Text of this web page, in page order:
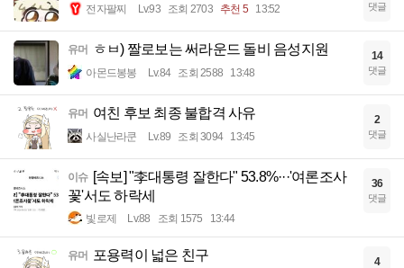
전자팔찌 Lv.93 조회 2703 추천 5 13:52 댓글
유머 ㅎㅂ) 짤로보는 써라운드 돌비 음성지원
아몬드봉봉 Lv.84 조회 2588 13:48
14
댓글
유머 여친 후보 최종 불합격 사유
사실난라쿤 Lv.89 조회 3094 13:45
2
댓글
이슈 [속보] "李대통령 잘한다" 53.8%···'여론조사
꽃'서도 하락세
빛로제 Lv.88 조회 1575 13:44
36
댓글
유머 포용력이 넓은 친구 4